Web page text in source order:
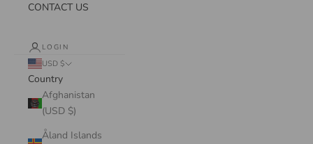
CONTACT US
LOGIN
USD $
Country
Afghanistan
(USD $)
Åland Islands